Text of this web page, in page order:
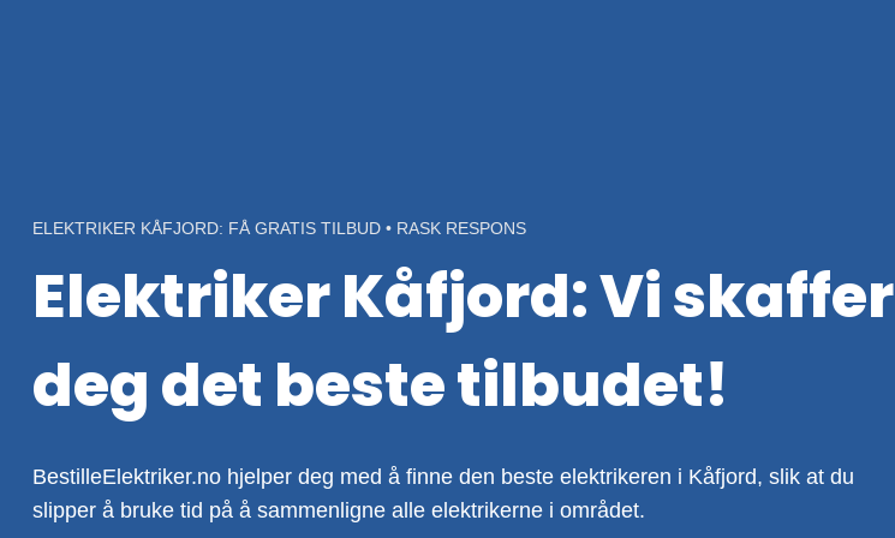
ELEKTRIKER KÅFJORD: FÅ GRATIS TILBUD • RASK RESPONS
Elektriker Kåfjord: Vi skaffer
deg det beste tilbudet!
BestilleElektriker.no hjelper deg med å finne den beste elektrikeren i Kåfjord, slik at du
slipper å bruke tid på å sammenligne alle elektrikerne i området.